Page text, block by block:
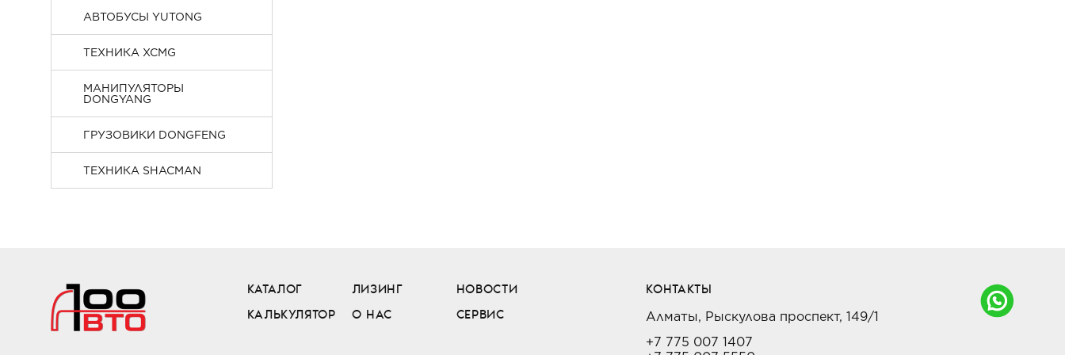
АВТОБУСЫ YUTONG
ТЕХНИКА XCMG
МАНИПУЛЯТОРЫ
DONGYANG
ГРУЗОВИКИ DONGFENG
ТЕХНИКА SHACMAN
КАТАЛОГ
КАЛЬКУЛЯТОР
ЛИЗИНГ
О НАС
НОВОСТИ
СЕРВИС
КОНТАКТЫ
Алматы, Рыскулова проспект, 149/1
+7 775 007 1407